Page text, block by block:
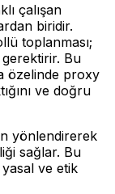
çalışan
biridir.
toplanması;
Bu
özelinde proxy
ve doğru
yönlendirerek
sağlar. Bu
yasal ve etik